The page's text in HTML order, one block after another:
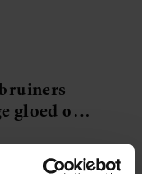
gloed op